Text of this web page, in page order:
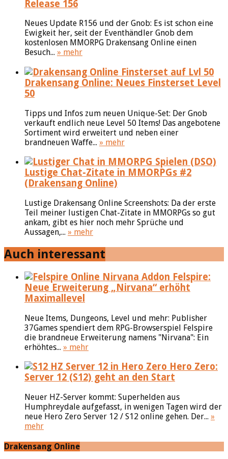
Release 156
Neues Update R156 und der Gnob: Es ist schon eine
Ewigkeit her, seit der Eventhändler Gnob dem
kostenlosen MMORPG Drakensang Online einen
Besuch... » mehr
Drakensang Online: Neues Finsterset Level
50
Tipps und Infos zum neuen Unique-Set: Der Gnob
verkauft endlich neue Level 50 Items! Das angebotene
Sortiment wird erweitert und neben einer
brandneuen Waffe... » mehr
Lustige Chat-Zitate in MMORPGs #2
(Drakensang Online)
Lustige Drakensang Online Screenshots: Da der erste
Teil meiner lustigen Chat-Zitate in MMORPGs so gut
ankam, gibt es hier noch mehr Sprüche und
Aussagen,... » mehr
Auch interessant
Felspire:
Neue Erweiterung „Nirvana“ erhöht
Maximallevel
Neue Items, Dungeons, Level und mehr: Publisher
37Games spendiert dem RPG-Browserspiel Felspire
die brandneue Erweiterung namens "Nirvana": Ein
erhöhtes... » mehr
Hero Zero:
Server 12 (S12) geht an den Start
Neuer HZ-Server kommt: Superhelden aus
Humphreydale aufgefasst, in wenigen Tagen wird der
neue Hero Zero Server 12 / S12 online gehen. Der... »
mehr
Drakensang Online